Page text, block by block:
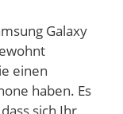
Galaxy
einen
haben. Es
sich Ihr